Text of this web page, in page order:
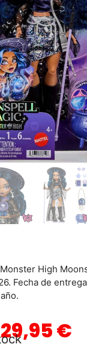
High
Fecha de
29,95€